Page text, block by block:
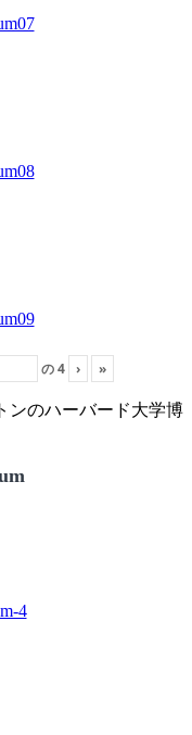
の4 › »
ンのハーバード大学博